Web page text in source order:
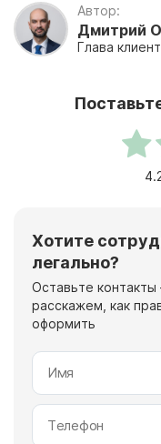
Автор:
Дмитрий
Глава
Хотите
легально?
Оставьте
расскажем, как
оформить